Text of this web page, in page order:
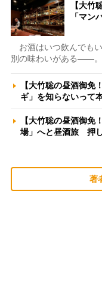
【大竹
「マン
お酒はいつ飲んでも
別の味わいがある――
【大竹聡の昼酒御免
ギ」を知らないっ
【大竹聡の昼酒御免
場」へと昼酒旅 押
著